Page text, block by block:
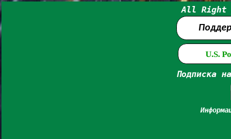
All Right
U.S.
Подписка